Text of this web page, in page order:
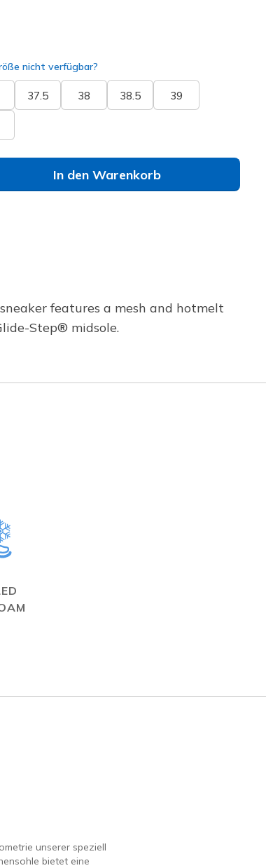
nicht verfügbar?
37.5 38 38.5 39
In den Warenkorb
features a mesh and hotmelt
Step® midsole.
unserer speziell
bietet eine